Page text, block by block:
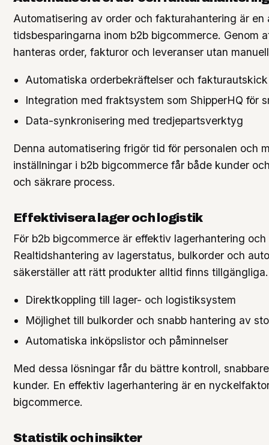
Automatisering av order och fakturahantering är en
tidsbesparingarna inom b2b bigcommerce. Genom
hanteras order, fakturor och leveranser utan
Automatiska orderbekräftelser och fakturautskick
Integration med fraktsystem som ShipperHQ för
Data-synkronisering med tredjepartsverktyg
Denna automatisering frigör tid för personalen och
inställningar i b2b bigcommerce får både kunder
och säkrare process.
Effektivisera lager och logistik
För b2b bigcommerce är effektiv lagerhantering
Realtidshantering av lagerstatus, bulkorder och
säkerställer att rätt produkter alltid finns tillgängliga.
Direktkoppling till lager- och logistiksystem
Möjlighet till bulkorder och snabb hantering av
Automatiska inköpslistor och påminnelser
Med dessa lösningar får du bättre kontroll,
kunder. En effektiv lagerhantering är en
bigcommerce.
Statistik och insikter